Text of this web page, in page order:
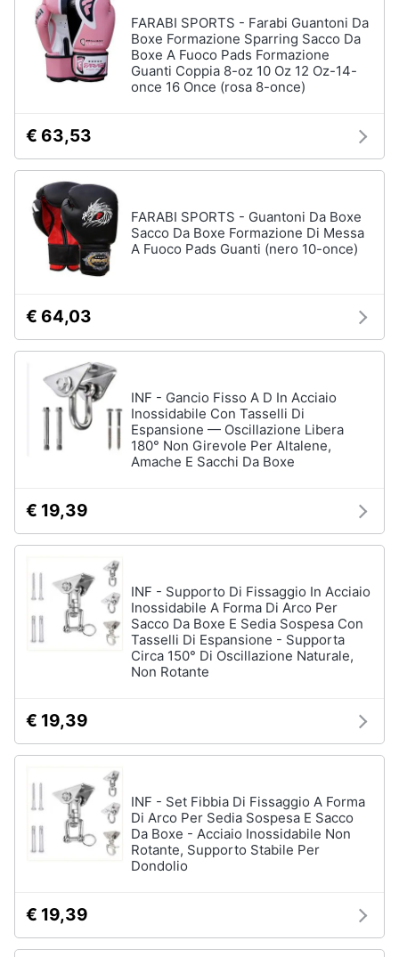
Beauty
Giocattoli
Fotografia
Casalinghi
Abbigliamento
Sport
Animali
Motori
dvd
ricorrenze
Promozioni
Assistenza
clienti
Esci
tutti
da
Pallone
calcio
Palla
Vedi
Fitness
roulant
Cronometro
roulant
elettrico
Magnesio
supremo
Campeggio
Barbecue
Borraccia
Torcia
Vedi
FARABI SPORTS - Farabi Guantoni Da
Boxe Formazione Sparring Sacco Da
Boxe A Fuoco Pads Formazione
Guanti Coppia 8-oz 10 Oz 12 Oz-14-
once 16 Once (rosa 8-once)
€ 63,53
FARABI SPORTS - Guantoni Da Boxe
Sacco Da Boxe Formazione Di Messa
A Fuoco Pads Guanti (nero 10-once)
€ 64,03
INF - Gancio Fisso A D In Acciaio
Inossidabile Con Tasselli Di
Espansione — Oscillazione Libera
180° Non Girevole Per Altalene,
Amache E Sacchi Da Boxe
€ 19,39
INF - Supporto Di Fissaggio In Acciaio
Inossidabile A Forma Di Arco Per
Sacco Da Boxe E Sedia Sospesa Con
Tasselli Di Espansione - Supporta
Circa 150° Di Oscillazione Naturale,
Non Rotante
€ 19,39
INF - Set Fibbia Di Fissaggio A Forma
Di Arco Per Sedia Sospesa E Sacco
Da Boxe - Acciaio Inossidabile Non
Rotante, Supporto Stabile Per
Dondolio
€ 19,39